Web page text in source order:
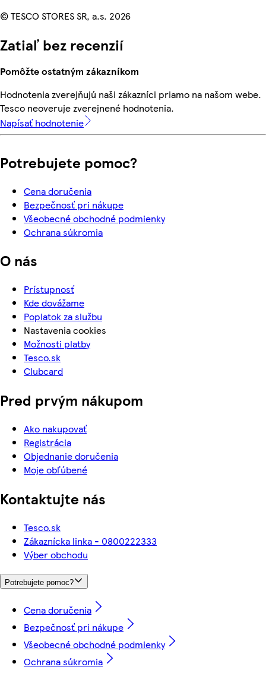
© TESCO STORES SR, a.s. 2026
Zatiaľ bez recenzií
Pomôžte ostatným zákazníkom
Hodnotenia zverejňujú naši zákazníci priamo na našom webe.
Tesco neoveruje zverejnené hodnotenia.
Napísať hodnotenie
Potrebujete pomoc?
Cena doručenia
Bezpečnosť pri nákupe
Všeobecné obchodné podmienky
Ochrana súkromia
O nás
Prístupnosť
Kde dovážame
Poplatok za službu
Nastavenia cookies
Možnosti platby
Tesco.sk
Clubcard
Pred prvým nákupom
Ako nakupovať
Registrácia
Objednanie doručenia
Moje obľúbené
Kontaktujte nás
Tesco.sk
Zákaznícka linka - 0800222333
Výber obchodu
Potrebujete pomoc?
Cena doručenia
Bezpečnosť pri nákupe
Všeobecné obchodné podmienky
Ochrana súkromia